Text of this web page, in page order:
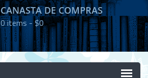
CANASTA DE COMPRAS
0items -$0